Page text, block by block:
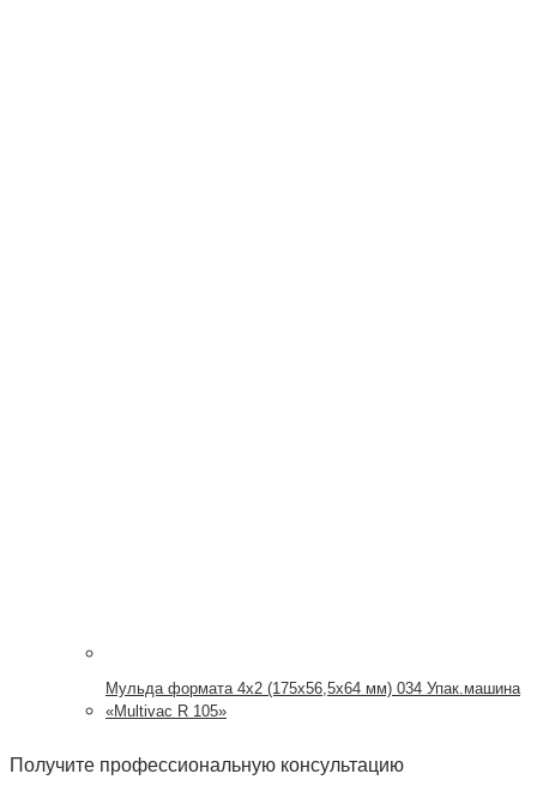
Мульда формата 4х2 (175х56,5х64 мм) 034 Упак.машина
«Multivac R 105»
Получите профессиональную консультацию